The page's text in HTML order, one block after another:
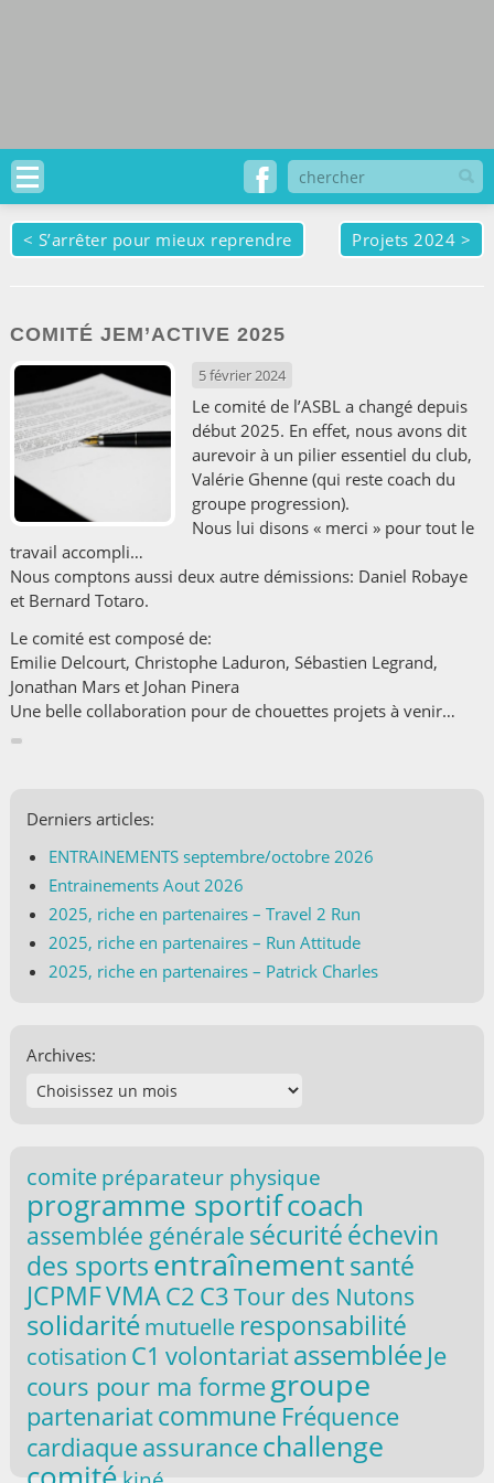
< S’arrêter pour mieux reprendre Projets 2024 >
COMITÉ JEM’ACTIVE 2025
5 février 2024
Le comité de l’ASBL a changé depuis
début 2025. En effet, nous avons dit
aurevoir à un pilier essentiel du club,
Valérie Ghenne (qui reste coach du
groupe progression).
Nous lui disons « merci » pour tout le
travail accompli…
Nous comptons aussi deux autre démissions: Daniel Robaye
et Bernard Totaro.
Le comité est composé de:
Emilie Delcourt, Christophe Laduron, Sébastien Legrand,
Jonathan Mars et Johan Pinera
Une belle collaboration pour de chouettes projets à venir…
Derniers articles:
ENTRAINEMENTS septembre/octobre 2026
Entrainements Aout 2026
2025, riche en partenaires – Travel 2 Run
2025, riche en partenaires – Run Attitude
2025, riche en partenaires – Patrick Charles
Archives:
comite préparateur physique
programme sportifcoach
assemblée générale sécuritééchevin
des sportsentraînementsanté
JCPMFVMAC2 C3Tour des Nutons
solidaritémutuelle responsabilité
cotisation C1 volontariatassemblée Je
cours pour ma formegroupe
partenariatcommune Fréquence
cardiaqueassurancechallenge